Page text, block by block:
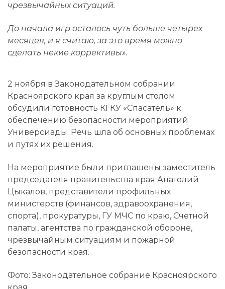
чрезвычайных ситуаций.
До начала игр осталось чуть больше четырех
месяцев, и я считаю, за это время можно
сделать некие коррективы».
2 ноября в Законодательном собрании
Красноярского края за круглым столом
обсудили готовность КГКУ «Спасатель» к
обеспечению безопасности мероприятий
Универсиады. Речь шла об основных проблемах
и путях их решения.
На мероприятие были приглашены заместитель
председателя правительства края Анатолий
Цыкалов, представители профильных
министерств (финансов, здравоохранения,
спорта), прокуратуры, ГУ МЧС по краю, Счетной
палаты, агентства по гражданской обороне,
чрезвычайным ситуациям и пожарной
безопасности края.
Фото: Законодательное собрание Красноярского